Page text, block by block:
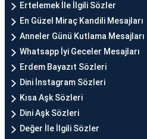
Ertelemek İle İlgili Sözler
En Güzel Miraç Kandili Mesajları
Anneler Günü Kutlama Mesajları
Whatsapp İyi Geceler Mesajları
Erdem Bayazıt Sözleri
Dini İnstagram Sözleri
Kısa Aşk Sözleri
Dini Aşk Sözleri
Değer İle İlgili Sözler